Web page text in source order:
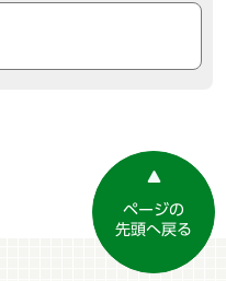
ページの
先頭へ戻る